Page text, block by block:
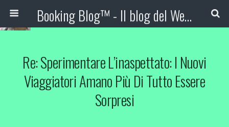
Booking Blog™ - Il blog del Web Marketing Turistico
Re: Sperimentare L’inaspettato: I Nuovi
Viaggiatori Amano Più Di Tutto Essere
Sorpresi